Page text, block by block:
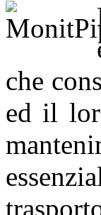
che
ed il